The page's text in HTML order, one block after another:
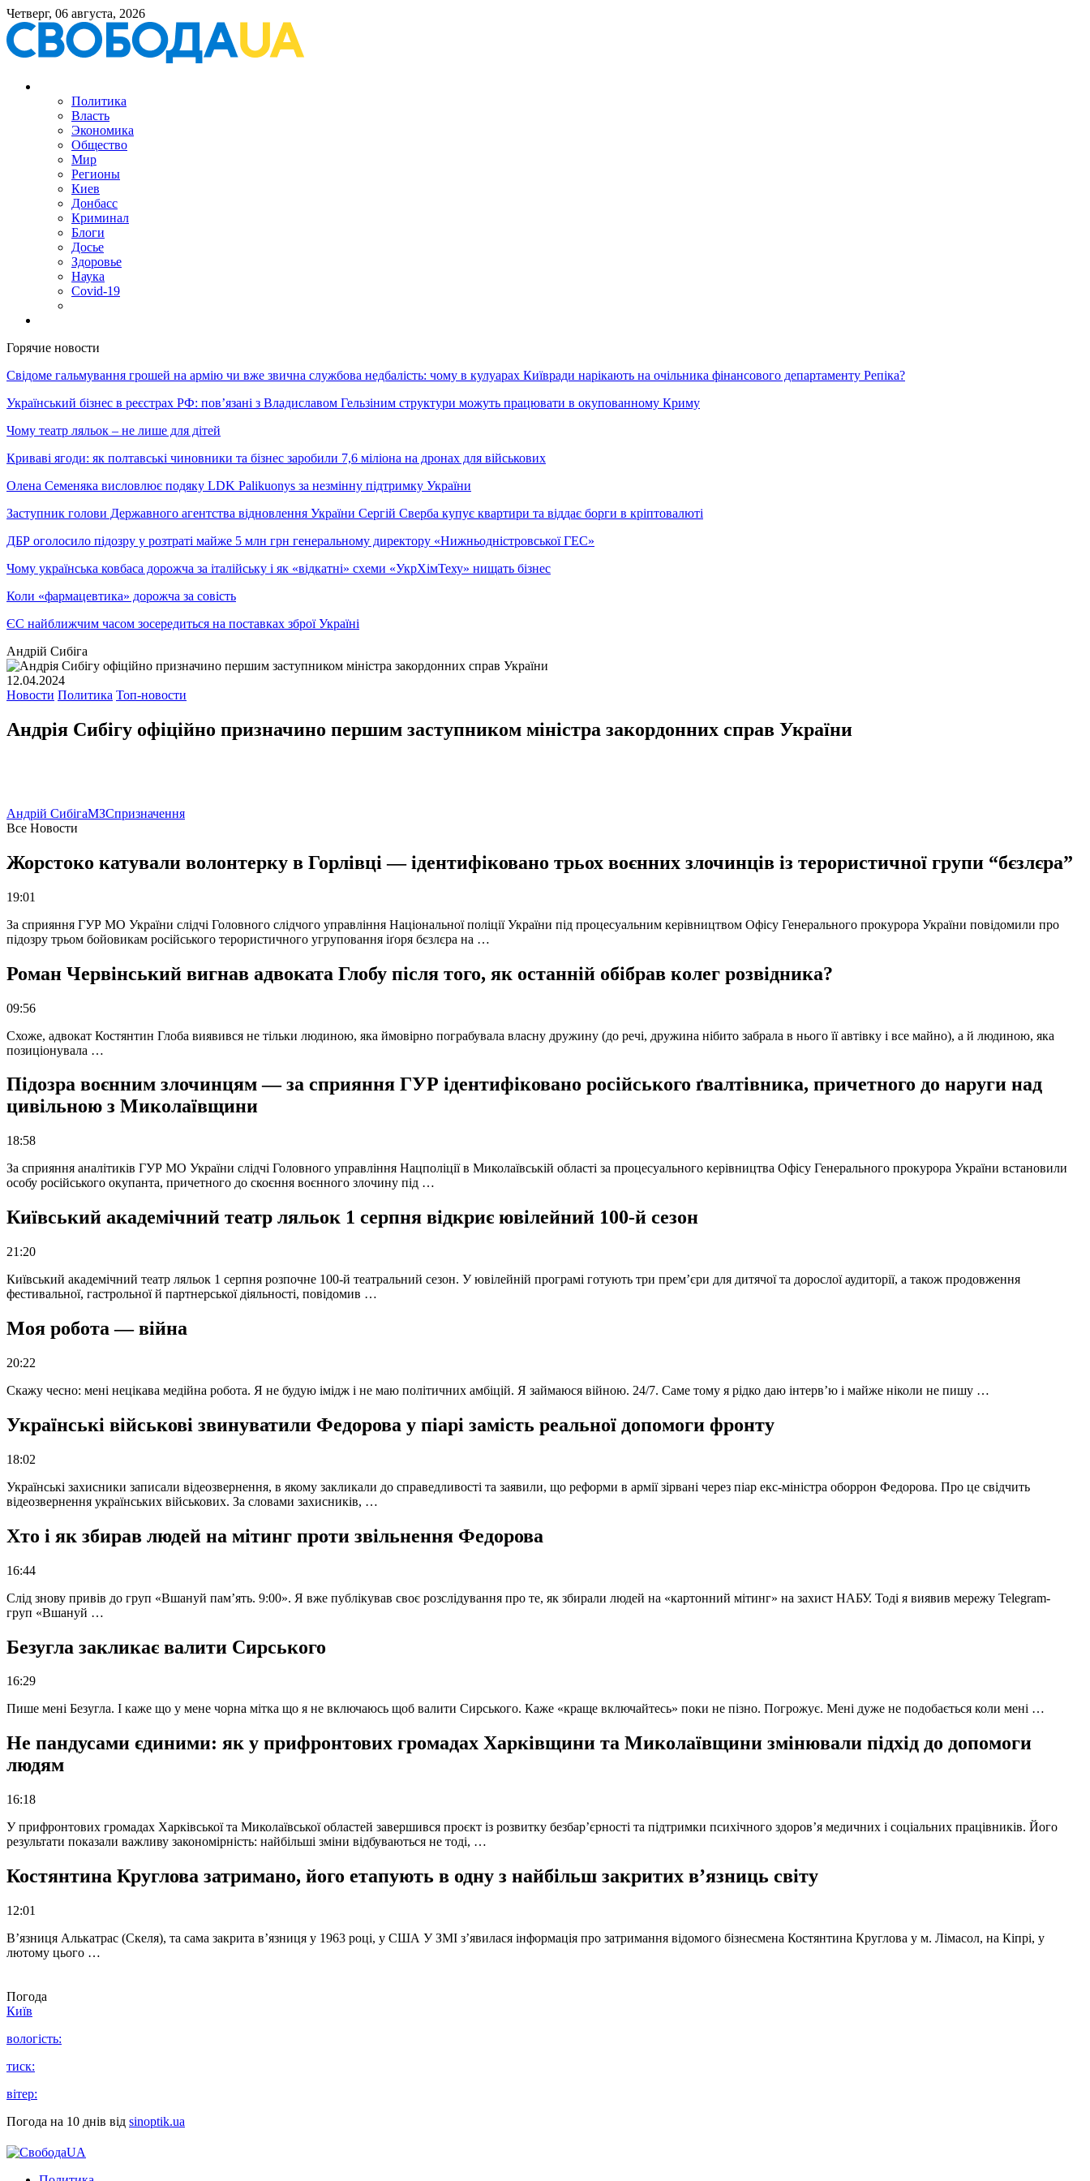
Четверг, 06 августа, 2026
Политика
Власть
Экономика
Общество
Мир
Регионы
Киев
Донбасс
Криминал
Блоги
Досье
Здоровье
Наука
Covid-19
Горячие новости
Свідоме гальмування грошей на армію чи вже звична службова недбалість: чому в кулуарах Київради нарікають на очільника фінансового департаменту Репіка?
Український бізнес в реєстрах РФ: пов’язані з Владиславом Гельзіним структури можуть працювати в окупованному Криму
Чому театр ляльок – не лише для дітей
Криваві ягоди: як полтавські чиновники та бізнес заробили 7,6 міліона на дронах для військових
Олена Семеняка висловлює подяку LDK Palikuonys за незмінну підтримку України
Заступник голови Державного агентства відновлення України Сергій Сверба купує квартири та віддає борги в кріптовалюті
ДБР оголосило підозру у розтраті майже 5 млн грн генеральному директору «Нижньодністровської ГЕС»
Чому українська ковбаса дорожча за італійську і як «відкатні» схеми «УкрХімТеху» нищать бізнес
Коли «фармацевтика» дорожча за совість
ЄС найближчим часом зосередиться на поставках зброї Україні
Андрій Сибіга
12.04.2024
Новости Политика Топ-новости
Андрія Сибігу офіційно призначино першим заступником міністра закордонних справ України
Андрій СибігаМЗСпризначення
Все Новости
Жорстоко катували волонтерку в Горлівці — ідентифіковано трьох воєнних злочинців із терористичної групи “бєзлєра”
19:01
За сприяння ГУР МО України слідчі Головного слідчого управління Національної поліції України під процесуальним керівництвом Офісу Генерального прокурора України повідомили про
підозру трьом бойовикам російського терористичного угруповання іґоря бєзлєра на …
Роман Червінський вигнав адвоката Глобу після того, як останній обібрав колег розвідника?
09:56
Схоже, адвокат Костянтин Глоба виявився не тільки людиною, яка ймовірно пограбувала власну дружину (до речі, дружина нібито забрала в нього її автівку і все майно), а й людиною, яка
позиціонувала …
Підозра воєнним злочинцям — за сприяння ГУР ідентифіковано російського ґвалтівника, причетного до наруги над
цивільною з Миколаївщини
18:58
За сприяння аналітиків ГУР МО України слідчі Головного управління Нацполіції в Миколаївській області за процесуального керівництва Офісу Генерального прокурора України встановили
особу російського окупанта, причетного до скоєння воєнного злочину під …
Київський академічний театр ляльок 1 серпня відкриє ювілейний 100-й сезон
21:20
Київський академічний театр ляльок 1 серпня розпочне 100-й театральний сезон. У ювілейній програмі готують три прем’єри для дитячої та дорослої аудиторії, а також продовження
фестивальної, гастрольної й партнерської діяльності, повідомив …
Моя робота — війна
20:22
Скажу чесно: мені нецікава медійна робота. Я не будую імідж і не маю політичних амбіцій. Я займаюся війною. 24/7. Саме тому я рідко даю інтерв’ю і майже ніколи не пишу …
Українські військові звинуватили Федорова у піарі замість реальної допомоги фронту
18:02
Українські захисники записали відеозвернення, в якому закликали до справедливості та заявили, що реформи в армії зірвані через піар екс-міністра оборрон Федорова. Про це свідчить
відеозвернення українських військових. За словами захисників, …
Хто і як збирав людей на мітинг проти звільнення Федорова
16:44
Слід знову привів до груп «Вшануй пам’ять. 9:00». Я вже публікував своє розслідування про те, як збирали людей на «картонний мітинг» на захист НАБУ. Тоді я виявив мережу Telegram-
груп «Вшануй …
Безугла закликає валити Сирського
16:29
Пише мені Безугла. І каже що у мене чорна мітка що я не включаюсь щоб валити Сирського. Каже «краще включайтесь» поки не пізно. Погрожує. Мені дуже не подобається коли мені …
Не пандусами єдиними: як у прифронтових громадах Харківщини та Миколаївщини змінювали підхід до допомоги
людям
16:18
У прифронтових громадах Харківської та Миколаївської областей завершився проєкт із розвитку безбар’єрності та підтримки психічного здоров’я медичних і соціальних працівників. Його
результати показали важливу закономірність: найбільші зміни відбуваються не тоді, …
Костянтина Круглова затримано, його етапують в одну з найбільш закритих в’язниць світу
12:01
В’язниця Алькатрас (Скеля), та сама закрита в’язниця у 1963 році, у США У ЗМІ з’явилася інформація про затримання відомого бізнесмена Костянтина Круглова у м. Лімасол, на Кіпрі, у
лютому цього …
Погода
Київ
вологість:
тиск:
вітер:
Погода на 10 днів від sinoptik.ua